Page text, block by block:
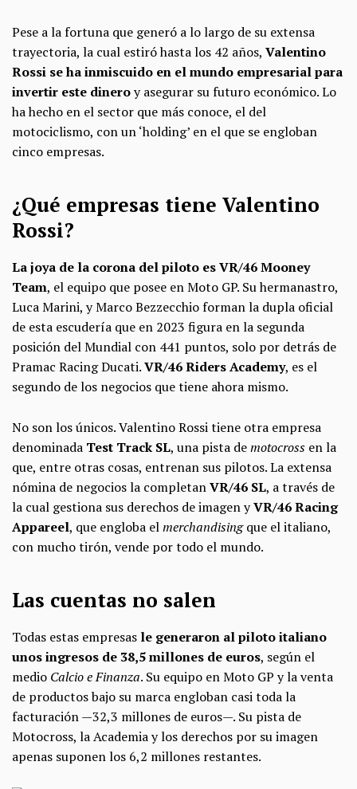
Pese a la fortuna que generó a lo largo de su extensa
trayectoria, la cual estiró hasta los 42 años, Valentino
Rossi se ha inmiscuido en el mundo empresarial para
invertir este dineroy asegurar su futuro económico. Lo
ha hecho en el sector que más conoce, el del
motociclismo, con un ‘holding’ en el que se engloban
cinco empresas.
¿Qué empresas tiene Valentino
Rossi?
La joya de la corona del piloto es VR/46 Mooney
Team, el equipo que posee en Moto GP. Su hermanastro,
Luca Marini, y Marco Bezzecchio forman la dupla oficial
de esta escudería que en 2023 figura en la segunda
posición del Mundial con 441 puntos, solo por detrás de
Pramac Racing Ducati.VR/46 Riders Academy, es el
segundo de los negocios que tiene ahora mismo.
No son los únicos. Valentino Rossi tiene otra empresa
denominada Test Track SL, una pista demotocross en la
que, entre otras cosas, entrenan sus pilotos. La extensa
nómina de negocios la completanVR/46 SL, a través de
la cual gestiona sus derechos de imagen yVR/46 Racing
Appareel, que engloba elmerchandisingque el italiano,
con mucho tirón, vende por todo el mundo.
Las cuentas no salen
Todas estas empresas le generaron al piloto italiano
unos ingresos de 38,5 millones de euros, según el
medio Calcio e Finanza. Su equipo en Moto GP y la venta
de productos bajo su marca engloban casi toda la
facturación —32,3 millones de euros—. Su pista de
Motocross, la Academia y los derechos por su imagen
apenas suponen los 6,2 millones restantes.